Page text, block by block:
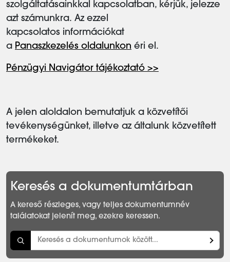
szolgáltatásainkkal kapcsolatban, kérjük, jelezze
azt számunkra. Az ezzel
kapcsolatos információkat
a Panaszkezelés oldalunkon éri el.
Pénzügyi Navigátor tájékoztató >>
A jelen aloldalon bemutatjuk a közvetítői
tevékenységünket, illetve az általunk közvetített
termékeket.
Keresés a dokumentumtárban
A kereső részleges, vagy teljes dokumentumnév
találatokat jelenít meg, ezekre keressen.